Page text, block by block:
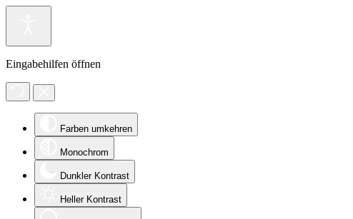
Eingabehilfen öffnen
Farben umkehren
Monochrom
Dunkler Kontrast
Heller Kontrast